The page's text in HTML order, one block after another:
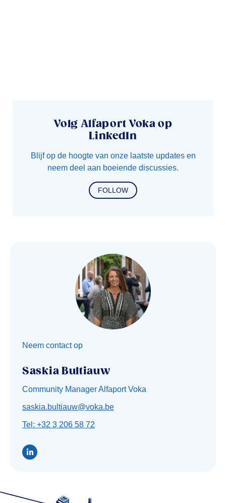
Volg Alfaport Voka op
LinkedIn
Blijf op de hoogte van onze laatste updates en
neem deel aan boeiende discussies.
FOLLOW
Neem contact op
Saskia Bultiauw
Community Manager Alfaport Voka
saskia.bultiauw@voka.be
Tel: +32 3 206 58 72